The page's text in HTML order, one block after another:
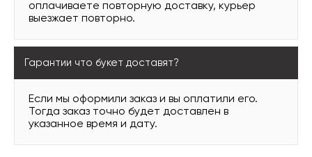
оплачиваете повторную доставку, курьер
выезжает повторно.
Гарантии что букет доставят?
Если мы оформили заказ и вы оплатили его.
Тогда заказ точно будет доставлен в
указанное время и дату.